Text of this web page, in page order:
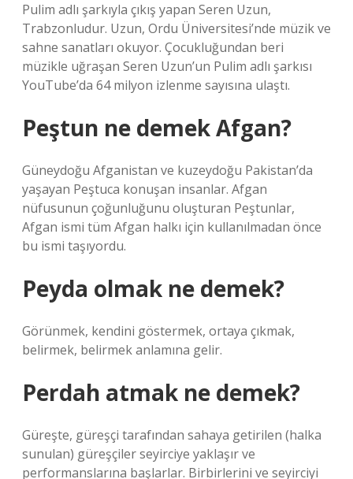
Pulim adlı şarkıyla çıkış yapan Seren Uzun,
Trabzonludur. Uzun, Ordu Üniversitesi’nde müzik ve
sahne sanatları okuyor. Çocukluğundan beri
müzikle uğraşan Seren Uzun’un Pulim adlı şarkısı
YouTube’da 64 milyon izlenme sayısına ulaştı.
Peştun ne demek Afgan?
Güneydoğu Afganistan ve kuzeydoğu Pakistan’da
yaşayan Peştuca konuşan insanlar. Afgan
nüfusunun çoğunluğunu oluşturan Peştunlar,
Afgan ismi tüm Afgan halkı için kullanılmadan önce
bu ismi taşıyordu.
Peyda olmak ne demek?
Görünmek, kendini göstermek, ortaya çıkmak,
belirmek, belirmek anlamına gelir.
Perdah atmak ne demek?
Güreşte, güreşçi tarafından sahaya getirilen (halka
sunulan) güreşçiler seyirciye yaklaşır ve
performanslarına başlarlar. Birbirlerini ve seyirciyi